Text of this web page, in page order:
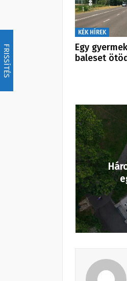
FRISSÍTÉS
KÉK HÍREK
Egy
baleset